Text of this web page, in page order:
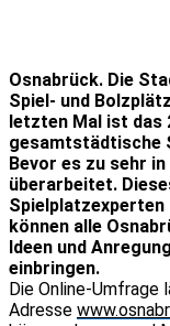
Osnabrück. Die
Spiel- und
letzten Mal ist das
gesamtstädtische
Bevor es zu sehr
überarbeitet.
können alle
Ideen und
einbringen.
Die Online-Umfrage
Adresse